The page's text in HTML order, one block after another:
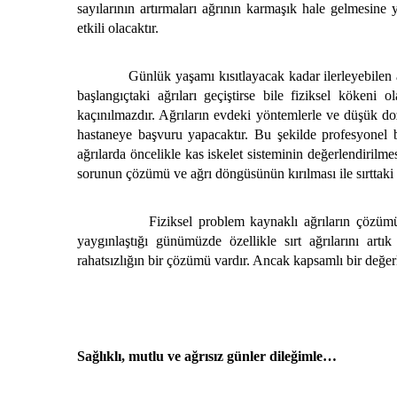
sayılarının artırmaları ağrının karmaşık hale
etkili olacaktır.
Günlük yaşamı kısıtlayacak kadar ilerleyebilen
başlangıçtaki ağrıları geçiştirse bile fiziksel kökeni
kaçınılmazdır. Ağrıların evdeki yöntemlerle ve düşük
hastaneye başvuru yapacaktır. Bu şekilde
ağrılarda öncelikle kas iskelet sisteminin
sorunun çözümü ve ağrı döngüsünün kırılması ile
Fiziksel problem kaynaklı ağrıların çözümü
yaygınlaştığı günümüzde özellikle sırt ağrılarını
rahatsızlığın bir çözümü vardır. Ancak kapsamlı bir
Sağlıklı, mutlu ve ağrısız günler dileğimle…